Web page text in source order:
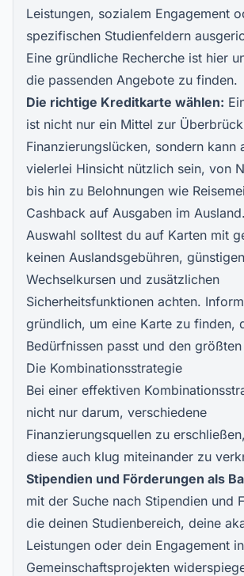
Leistungen, sozialem Engagement
spezifischen Studienfeldern
Eine gründliche Recherche ist hier
die passenden Angebote zu finden.
Die richtige Kreditkarte wählen:
ist nicht nur ein Mittel zur
Finanzierungslücken, sondern kann
vielerlei Hinsicht nützlich sein, von
bis hin zu Belohnungen wie
Cashback auf Ausgaben im
Auswahl solltest du auf Karten mit
keinen Auslandsgebühren, günstigen
Wechselkursen und zusätzlichen
Sicherheitsfunktionen achten.
gründlich, um eine Karte zu finden,
Bedürfnissen passt und den
Die Kombinationsstrategie
Bei einer effektiven
nicht nur darum, verschiedene
Finanzierungsquellen zu
diese auch klug miteinander zu
Stipendien und Förderungen als
mit der Suche nach Stipendien und
die deinen Studienbereich, deine
Leistungen oder dein Engagement in
Gemeinschaftsprojekten